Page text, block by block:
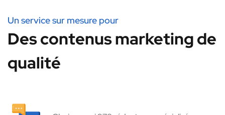
Un service sur mesure pour
Des contenus marketing de
qualité